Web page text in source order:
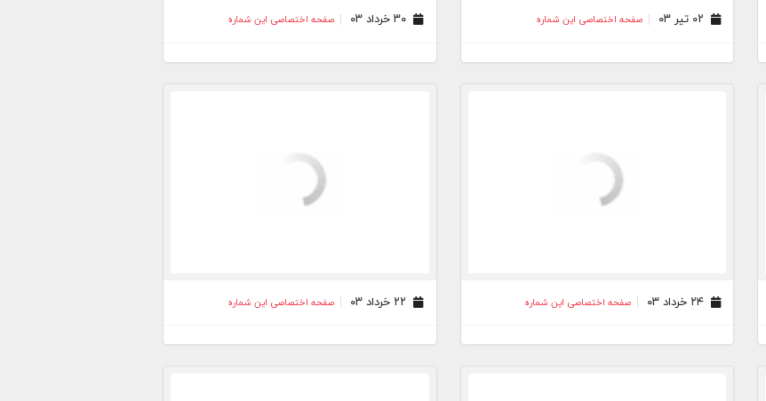
صفحه اختصاصی این شماره صفحه اختصاصی این شماره
صفحه اختصاصی این شماره صفحه اختصاصی این شماره